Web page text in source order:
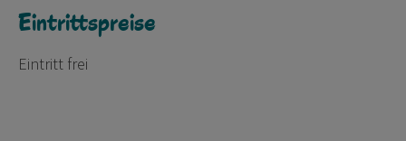
Eintrittspreise
Eintritt frei